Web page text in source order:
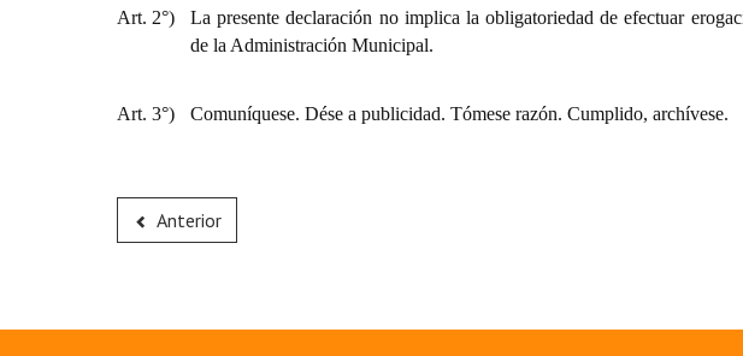
Art. 2°)
La presente declaración no implica la obligatoriedad de efectuar
de la Administración Municipal.
Art. 3°) Comuníquese. Dése a publicidad. Tómese razón. Cumplido, archívese.
Anterior